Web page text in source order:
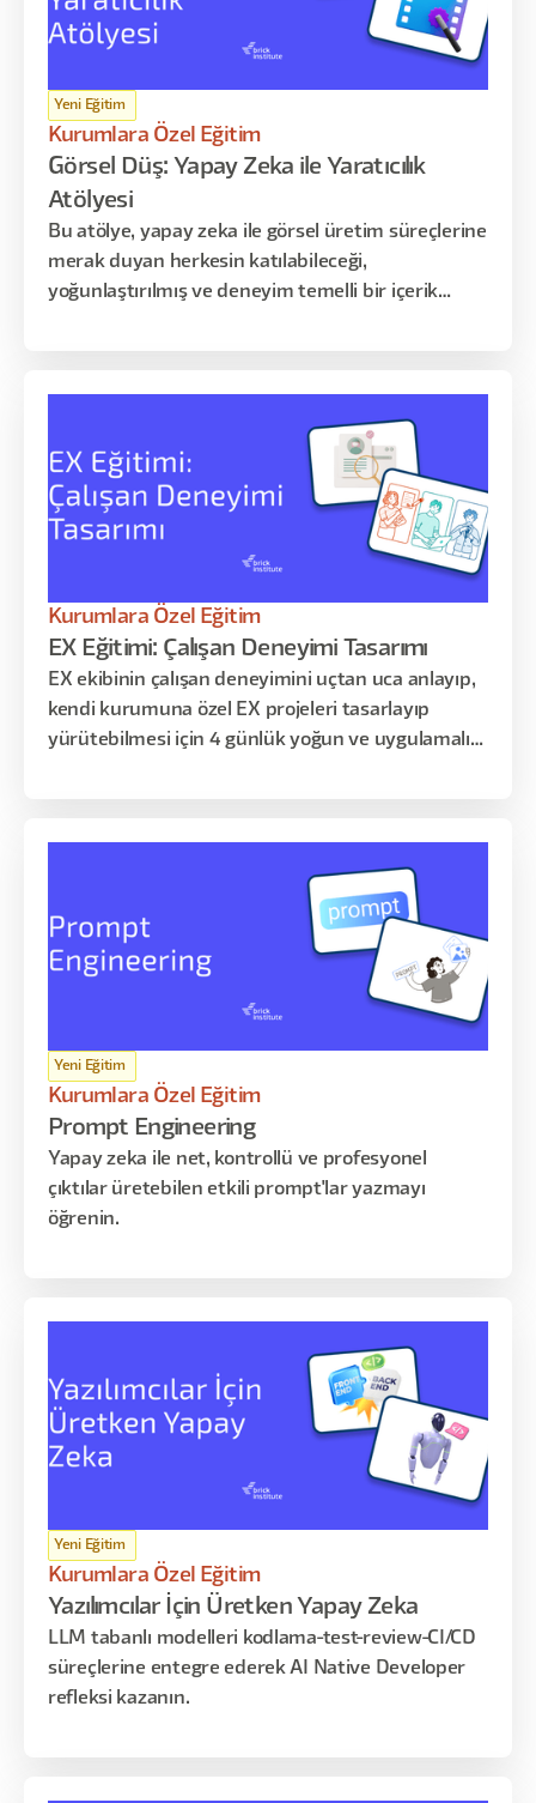
Yeni Eğitim
Kurumlara Özel Eğitim
Görsel Düş: Yapay Zeka ile Yaratıcılık
Atölyesi
Bu atölye, yapay zeka ile görsel üretim süreçlerine
merak duyan herkesin katılabileceği,
yoğunlaştırılmış ve deneyim temelli bir içerik
Kurumlara Özel Eğitim
EX Eğitimi: Çalışan Deneyimi Tasarımı
EX ekibinin çalışan deneyimini uçtan uca anlayıp,
kendi kurumuna özel EX projeleri tasarlayıp
yürütebilmesi için 4 günlük yoğun ve uygulamalı
Yeni Eğitim
Kurumlara Özel Eğitim
Prompt Engineering
Yapay zeka ile net, kontrollü ve profesyonel
çıktılar üretebilen etkili prompt'lar yazmayı
öğrenin.
Yeni Eğitim
Kurumlara Özel Eğitim
Yazılımcılar İçin Üretken Yapay Zeka
LLM tabanlı modelleri kodlama-test-review-CI/CD
süreçlerine entegre ederek AI Native Developer
refleksi kazanın.